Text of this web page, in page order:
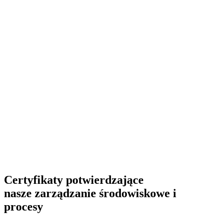
Certyfikaty potwierdzające
nasze zarządzanie środowiskowe i
procesy